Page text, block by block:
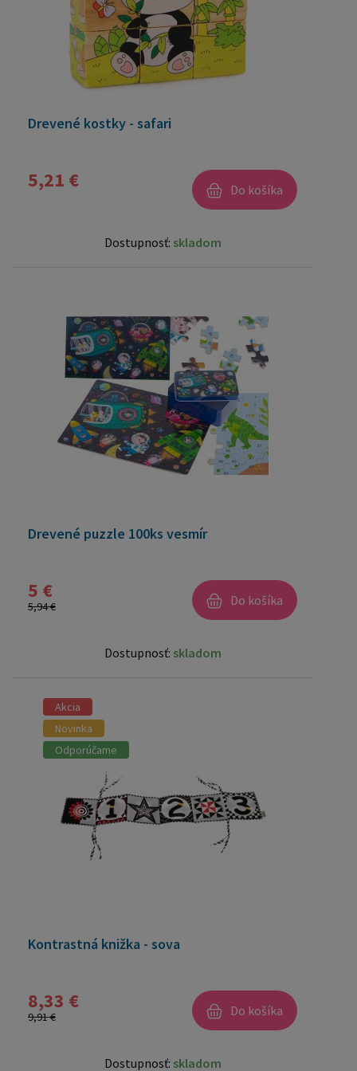
Drevené kostky - safari
5,21 € Do košíka
Dostupnosť: skladom
Drevené puzzle 100ks vesmír
5 €
5,94 € Do košíka
Dostupnosť: skladom
Akcia
Novinka
Odporúčame
Kontrastná knižka - sova
8,33 €
9,91 € Do košíka
Dostupnosť: skladom